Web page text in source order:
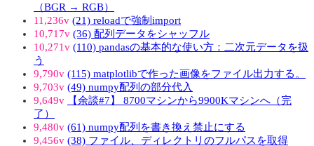
（BGR → RGB）
11,236v (21) reloadで強制import
10,717v (36) 配列データをシャッフル
10,271v (110) pandasの基本的な使い方：二次元データを扱
う
9,790v (115) matplotlibで作った画像をファイル出力する。
9,703v (49) numpy配列の部分代入
9,649v
【余談#7】 8700マシンから9900Kマシンへ（完
了）
9,480v (61) numpy配列を書き換え禁止にする
9,456v (38) ファイル、ディレクトリのフルパスを取得